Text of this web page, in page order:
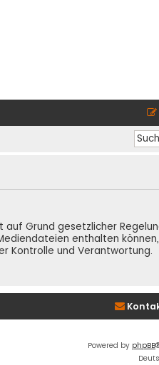
Grund gesetzlicher
enthalten
Kontrolle und Verantwortung.
Powered by phpBB